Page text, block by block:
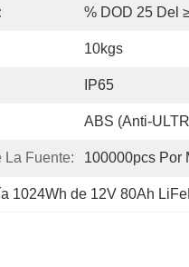
% DOD 25 Del
10kgs
IP65
ABS (anti-
La Fuente: 100000pcs Por
1024Wh de 12V 80Ah